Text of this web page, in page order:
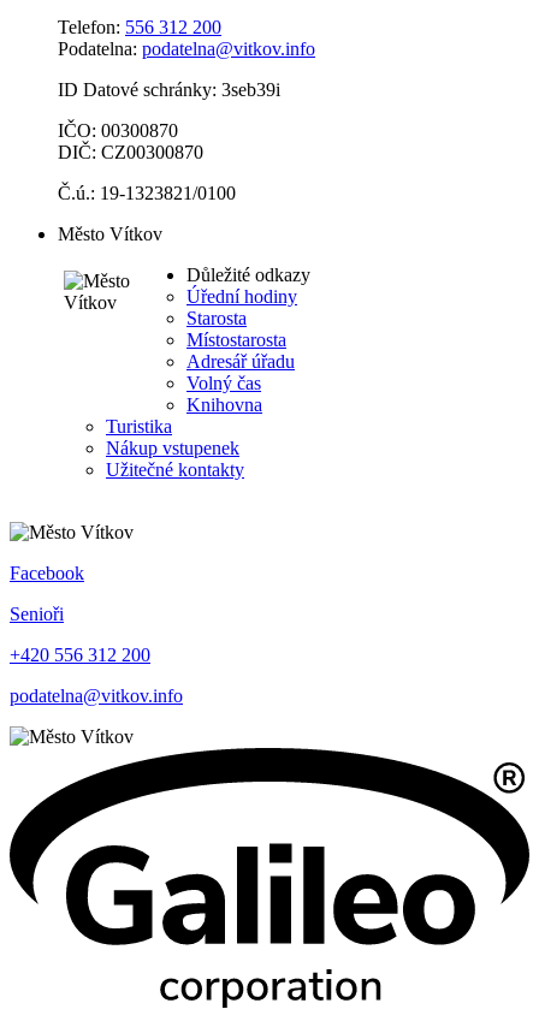
Telefon: 556 312 200
Podatelna: podatelna@vitkov.info
ID Datové schránky: 3seb39i
IČO: 00300870
DIČ: CZ00300870
Č.ú.: 19-1323821/0100
Město Vítkov
Důležité odkazy
Úřední hodiny
Starosta
Místostarosta
Adresář úřadu
Volný čas
Knihovna
Turistika
Nákup vstupenek
Užitečné kontakty
Facebook
Senioři
+420 556 312 200
podatelna@vitkov.info